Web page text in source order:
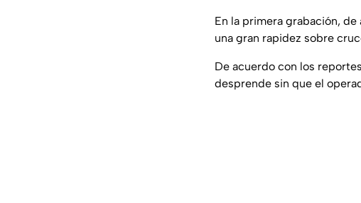
En la primera grabación,
una gran rapidez sobre
De acuerdo con los
desprende sin que el